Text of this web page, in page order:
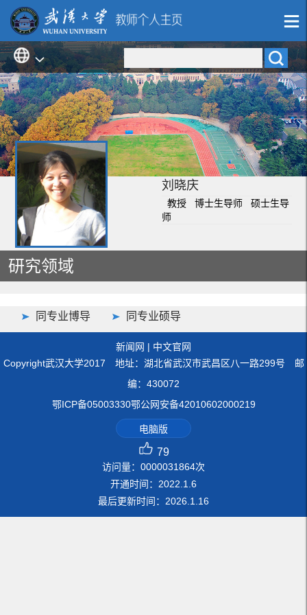
刘晓庆
教授 博士生导师 硕士生导
师
研究领域
同专业博导 同专业硕导
新闻网 | 中文官网
Copyright武汉大学2017 地址：湖北省武汉市武昌区八一路299号 邮
编：430072
鄂ICP备05003330鄂公网安备42010602000219
电脑版
79
访问量： 0000031864次
开通时间： 2022 1 6
最后更新时间： 2026 1 16